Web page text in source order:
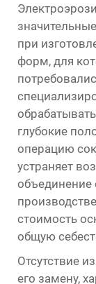
при
форм, для
глубокие
операцию
устраняет
объединение
стоимость
общую
Отсутствие
его замену,